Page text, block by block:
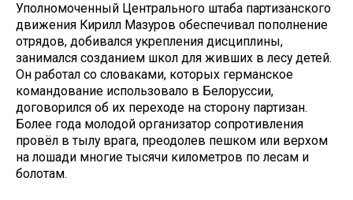
Уполномоченный Центрального штаба партизанского
движения Кирилл Мазуров обеспечивал пополнение
отрядов, добивался укрепления дисциплины,
занимался созданием школ для живших в лесу детей.
Он работал со словаками, которых германское
командование использовало в Белоруссии,
договорился об их переходе на сторону партизан.
Более года молодой организатор сопротивления
провёл в тылу врага, преодолев пешком или верхом
на лошади многие тысячи километров по лесам и
болотам.